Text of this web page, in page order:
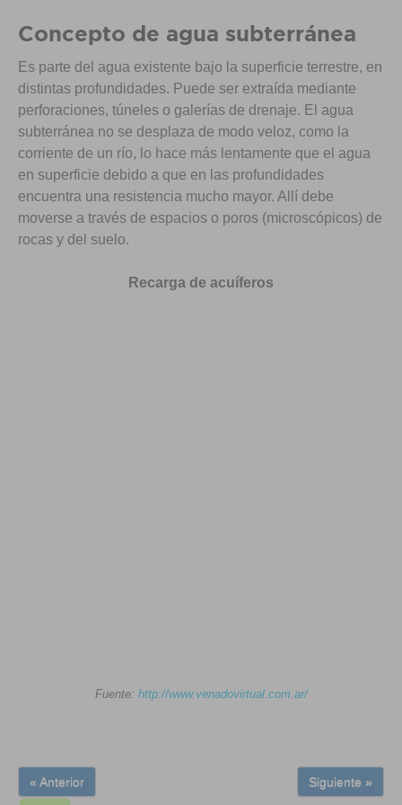
Concepto de agua subterránea
Es parte del agua existente bajo la superficie terrestre, en
distintas profundidades. Puede ser extraída mediante
perforaciones, túneles o galerías de drenaje. El agua
subterránea no se desplaza de modo veloz, como la
corriente de un río, lo hace más lentamente que el agua
en superficie debido a que en las profundidades
encuentra una resistencia mucho mayor. Allí debe
moverse a través de espacios o poros (microscópicos) de
rocas y del suelo.
Recarga de acuíferos
Fuente: http://www.venadovirtual.com.ar/
« Anterior Siguiente »